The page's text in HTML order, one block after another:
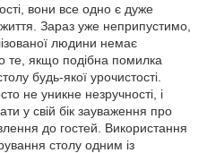
вони все одно є дуже
Зараз уже неприпустимо,
людини немає
те, якщо подібна помилка
будь-якої урочистості.
не уникне незручності, і
у свій бік зауваження про
до гостей. Використання
столу одним із